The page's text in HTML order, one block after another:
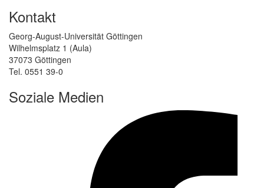
Kontakt
Georg-August-Universität Göttingen
Wilhelmsplatz 1 (Aula)
37073 Göttingen
Tel. 0551 39-0
Soziale Medien